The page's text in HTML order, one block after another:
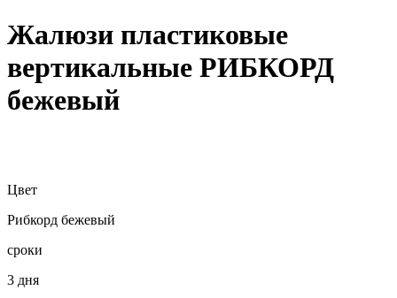
Жалюзи пластиковые
вертикальные РИБКОРД
бежевый
Цвет
Рибкорд бежевый
сроки
3 дня